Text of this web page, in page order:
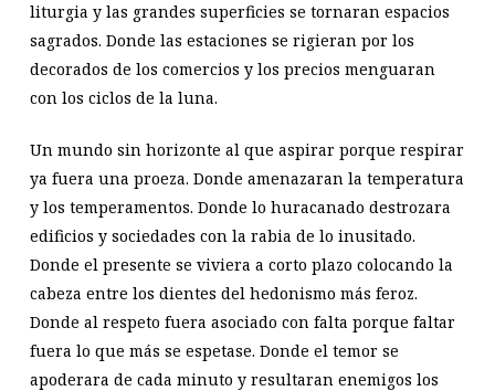
liturgia y las grandes superficies se tornaran espacios
sagrados. Donde las estaciones se rigieran por los
decorados de los comercios y los precios menguaran
con los ciclos de la luna.
Un mundo sin horizonte al que aspirar porque respirar
ya fuera una proeza. Donde amenazaran la temperatura
y los temperamentos. Donde lo huracanado destrozara
edificios y sociedades con la rabia de lo inusitado.
Donde el presente se viviera a corto plazo colocando la
cabeza entre los dientes del hedonismo más feroz.
Donde al respeto fuera asociado con falta porque faltar
fuera lo que más se espetase. Donde el temor se
apoderara de cada minuto y resultaran enemigos los